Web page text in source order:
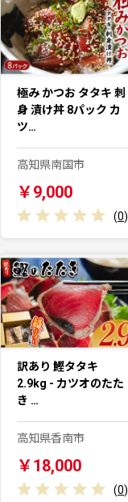
極み かつお タタキ 刺
身 漬け丼 8パック カ
ツ…
高知県南国市
￥9,000
(0)
訳あり 鰹タタキ
2.9kg - カツオのたた
き …
高知県香南市
￥18,000
(0)